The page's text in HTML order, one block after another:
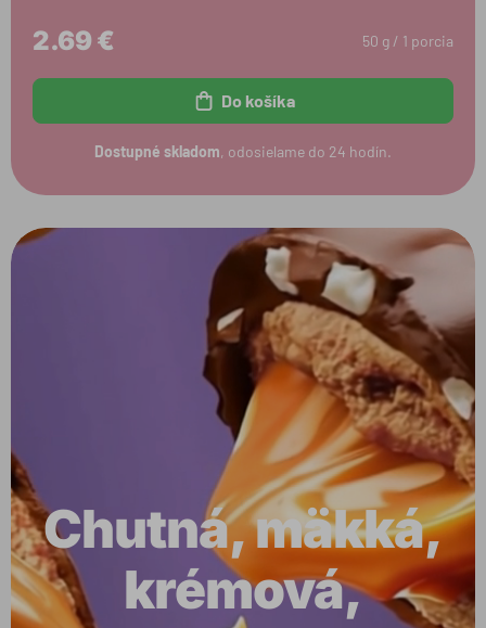
2.69 € 50 g / 1 porcia
Do košíka
Dostupné skladom, odosielame do 24 hodín.
Chutná, mäkká,
krémová,